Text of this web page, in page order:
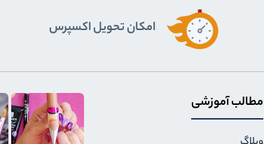
اﻣﮑﺎن ﺗﺤﻮﯾﻞ اﮐﺴﭙﺮس
مطالب آموزشی